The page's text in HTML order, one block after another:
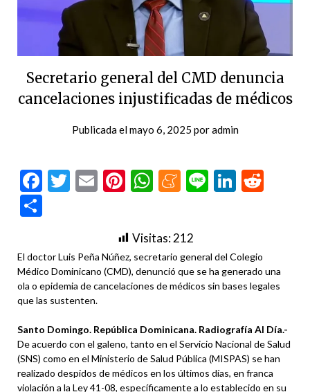
Secretario general del CMD denuncia
cancelaciones injustificadas de médicos
Publicada elmayo 6, 2025 poradmin
Facebook
Twitter
EmailPinterest
WhatsApp
Meneame
Line
Visitas:212
El doctor Luis Peña Núñez, secretario general del Colegio
Médico Dominicano (CMD), denunció que se ha generado una
ola o epidemia de cancelaciones de médicos sin bases legales
que las sustenten.
Santo Domingo. República Dominicana. Radiografía Al Día.-
De acuerdo con el galeno, tanto en el Servicio Nacional de Salud
(SNS) como en el Ministerio de Salud Pública (MISPAS) se han
realizado despidos de médicos en los últimos días, en franca
violación a la Ley 41-08, específicamente a lo establecido en su